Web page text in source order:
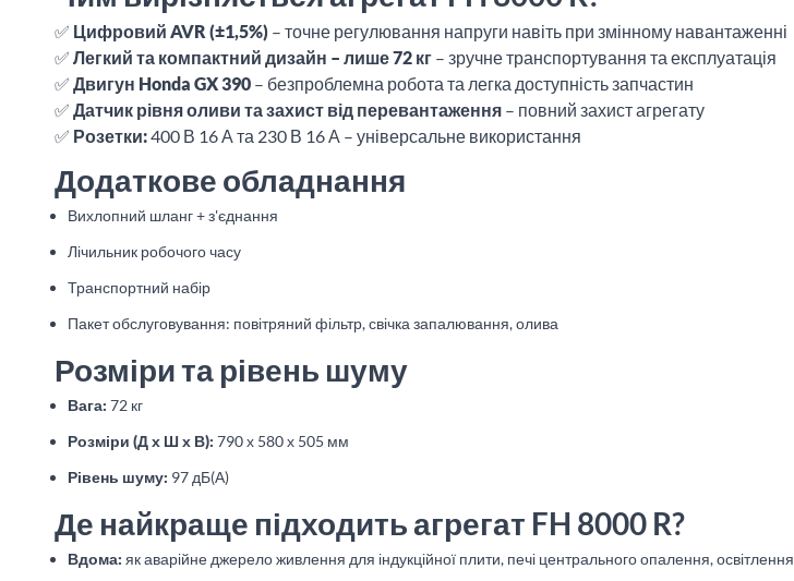
✅ Цифровий AVR (±1,5%) – точне регулювання напруги навіть при змінному навантаженні
✅ Легкий та компактний дизайн – лише 72 кг – зручне транспортування та експлуатація
✅ Двигун Honda GX 390 – безпроблемна робота та легка доступність запчастин
✅ Датчик рівня оливи та захист від перевантаження – повний захист агрегату
✅ Розетки:400 В 16 А та 230 В 16 А – універсальне використання
Додаткове обладнання
Вихлопний шланг + з'єднання
Лічильник робочого часу
Транспортний набір
Пакет обслуговування: повітряний фільтр, свічка запалювання, олива
Розміри та рівень шуму
Вага: 72 кг
Розміри (Д х Ш х В): 790 х 580 х 505 мм
Рівень шуму: 97 дБ(А)
Де найкраще підходить агрегат FH 8000 R?
Вдома: як аварійне джерело живлення для індукційної плити, печі центрального опалення, освітлення